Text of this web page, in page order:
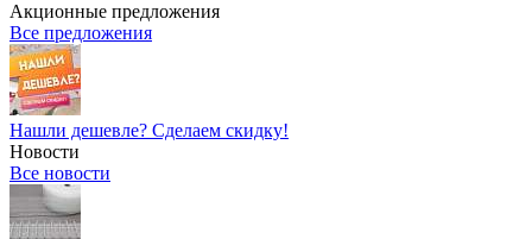
Акционные предложения
Все предложения
Нашли дешевле? Сделаем скидку!
Новости
Все новости